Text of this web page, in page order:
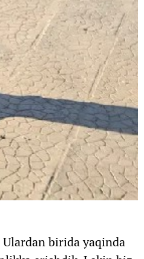
birida yaqinda